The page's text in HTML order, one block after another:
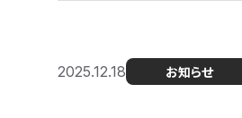
2025.12.18 お知らせ